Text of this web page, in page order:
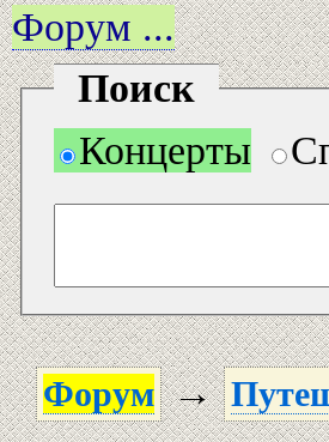
Форум ...
Поиск
Концерты
Форум→